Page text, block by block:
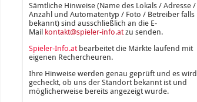
Sämtliche Hinweise (Name des Lokals / Adresse /
Anzahl und Automatentyp / Foto / Betreiber falls
bekannt) sind ausschließlich an die E-
Mail kontakt@spieler-info.at zu senden.
Spieler-Info.at bearbeitet die Märkte laufend mit
eigenen Rechercheuren.
Ihre Hinweise werden genau geprüft und es wird
gecheckt, ob uns der Standort bekannt ist und
möglicherweise bereits angezeigt wurde.